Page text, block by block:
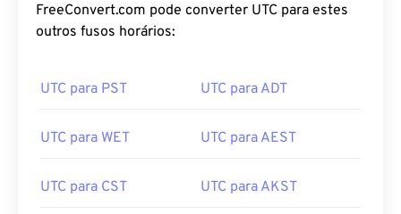
FreeConvert.com pode converter UTC para estes
outros fusos horários:
UTC para PST UTC para ADT
UTC para WET UTC para AEST
UTC para CST UTC para AKST